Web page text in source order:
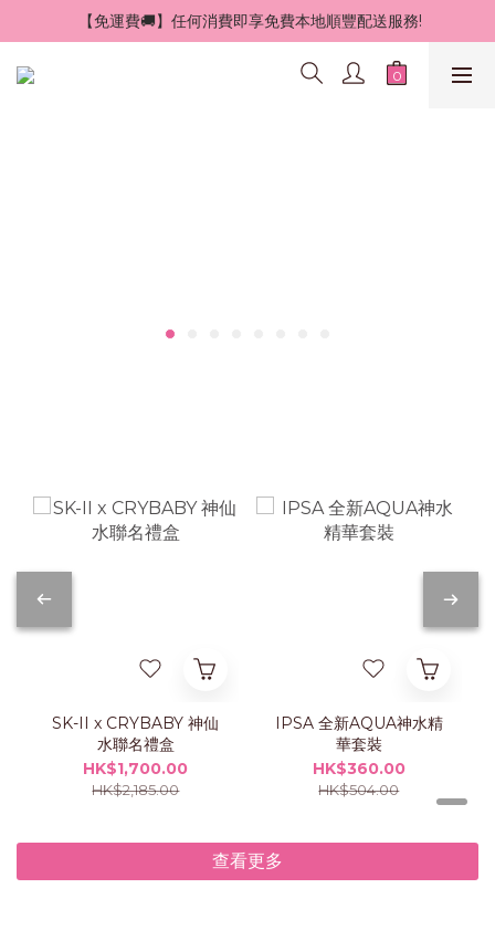
【免運費🚚】任何消費即享免費本地順豐配送服務!
SK-II x CRYBABY 神仙
水聯名禮盒
HK$1,700.00
HK$2,185.00
IPSA 全新AQUA神水精
華套裝
HK$360.00
HK$504.00
查看更多